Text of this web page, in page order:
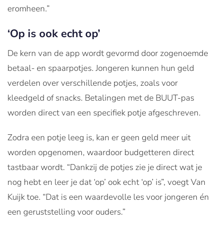
eromheen.”
‘Op is ook echt op’
De kern van de app wordt gevormd door zogenoemde
betaal- en spaarpotjes. Jongeren kunnen hun geld
verdelen over verschillende potjes, zoals voor
kleedgeld of snacks. Betalingen met de BUUT-pas
worden direct van een specifiek potje afgeschreven.
Zodra een potje leeg is, kan er geen geld meer uit
worden opgenomen, waardoor budgetteren direct
tastbaar wordt. “Dankzij de potjes zie je direct wat je
nog hebt en leer je dat ‘op’ ook echt ‘op’ is”, voegt Van
Kuijk toe. “Dat is een waardevolle les voor jongeren én
een geruststelling voor ouders.”